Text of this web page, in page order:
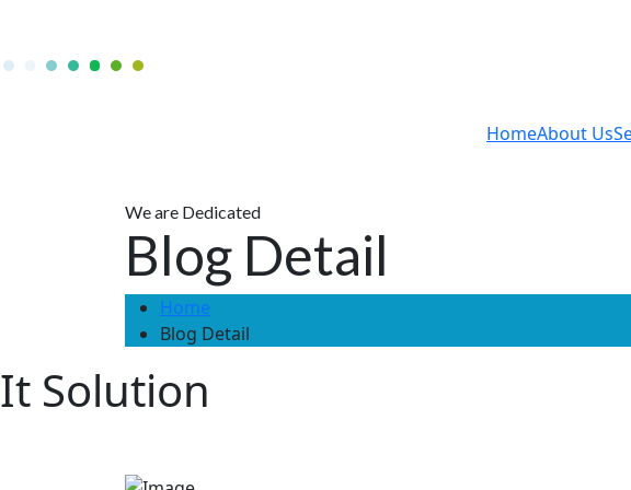
HomeAbout Us
We are Dedicated
Blog Detail
Home
Blog Detail
It Solution